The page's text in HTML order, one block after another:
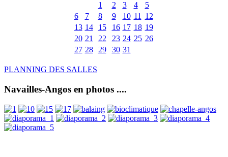
1
2 3 4
5
6
7 8 9 10 11
12
13 14 15 16 17 18 19
20 21 22 23 24 25 26
27 28 29 30 31
PLANNING DES SALLES
Navailles-Angos en photos ....